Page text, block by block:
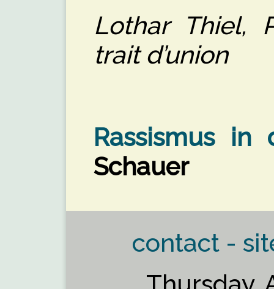
Lothar Thiel,
trait d’union
Rassismus in
Schauer
contact -